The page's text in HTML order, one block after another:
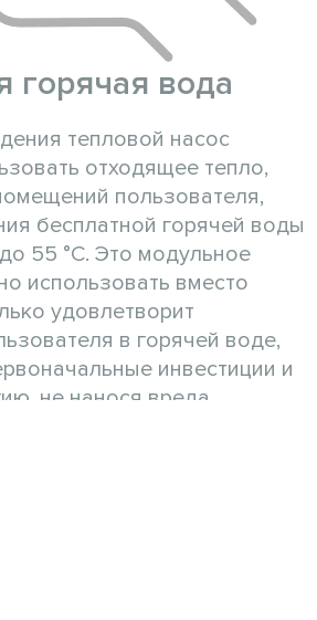
горячая вода
тепловой насос
отходящее тепло,
пользователя,
бесплатной горячей воды
55 °C. Это модульное
использовать вместо
удовлетворит
в горячей воде,
инвестиции и
не нанося вреда